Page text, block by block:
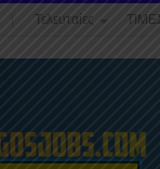
Τελευταίες